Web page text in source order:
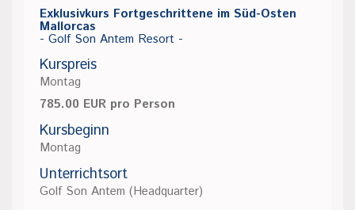
Exklusivkurs Fortgeschrittene im Süd-Osten
Mallorcas
- Golf Son Antem Resort -
Kurspreis
Montag
785.00 EUR pro Person
Kursbeginn
Montag
Unterrichtsort
Golf Son Antem (Headquarter)